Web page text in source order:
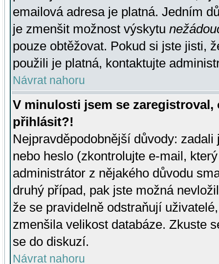
emailová adresa je platná. Jedním
je zmenšit možnost výskytu
pouze obtěžovat. Pokud si jste jisti,
použili je platná, kontaktujte
Návrat nahoru
V minulosti jsem se
přihlásit?!
Nejpravděpodobnější důvody:
nebo heslo (zkontrolujte e-mail,
administrátor z nějakého důvodu
druhý případ, pak jste možná
že se pravidelně odstraňují
zmenšila velikost databáze. Zkuste
se do diskuzí.
Návrat nahoru